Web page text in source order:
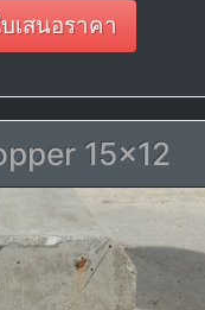
เสนอราคา
15x12